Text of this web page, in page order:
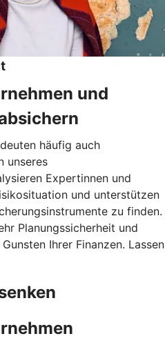
und
häufig auch
unseres
Expertinnen und
und unterstützen
zu finden.
Planungssicherheit und
Ihrer Finanzen. Lassen